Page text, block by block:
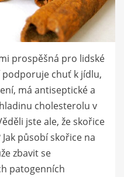
prospěšná pro lidské
chuť k jídlu,
má antiseptické a
cholesterolu v
jste ale, že skořice
působí skořice na
zbavit se
patogenních